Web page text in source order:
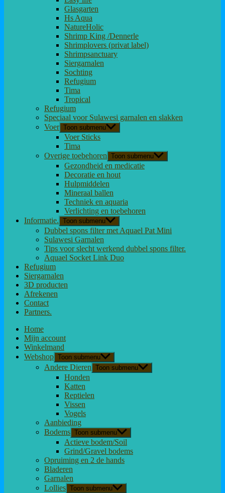
Glasgarten
Hs Aqua
NatureHolic
Shrimp King /Dennerle
Shrimplovers (privat label)
Shrimpsanctuary
Siergarnalen
Sochting
Refugium
Tima
Tropical
Refugium
Speciaal voor Sulawesi garnalen en slakken
Voer Toon submenu
Voer Sticks
Tima
Overige toebehoren Toon submenu
Gezondheid en medicatie
Decoratie en hout
Hulpmiddelen
Mineraal ballen
Techniek en aquaria
Verlichting en toebehoren
Informatie. Toon submenu
Dubbel spons filter met Aquael Pat Mini
Sulawesi Garnalen
Tips voor slecht werkend dubbel spons filter.
Aquael Socket Link Duo
Refugium
Siergarnalen
3D producten
Afrekenen
Contact
Partners.
Home
Mijn account
Winkelmand
Webshop Toon submenu
Andere Dieren Toon submenu
Honden
Katten
Reptielen
Vissen
Vogels
Aanbieding
Bodems Toon submenu
Actieve bodem/Soil
Grind/Gravel bodems
Opruiming en 2 de hands
Bladeren
Garnalen
Lollies Toon submenu